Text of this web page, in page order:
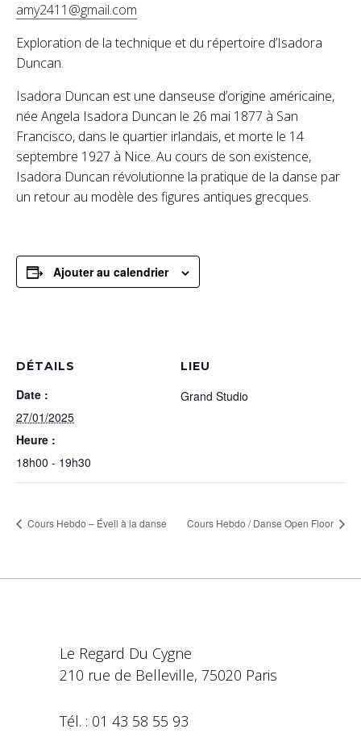
amy2411@gmail.com
Exploration de la technique et du répertoire d’Isadora
Duncan.
Isadora Duncan est une danseuse d’origine américaine,
née Angela Isadora Duncan le 26 mai 1877 à San
Francisco, dans le quartier irlandais, et morte le 14
septembre 1927 à Nice. Au cours de son existence,
Isadora Duncan révolutionne la pratique de la danse par
un retour au modèle des figures antiques grecques.
Ajouter au calendrier
DÉTAILS
Date :
27/01/2025
Heure :
18h00 - 19h30
LIEU
Grand Studio
Cours Hebdo – Éveil à la danse Cours Hebdo / Danse Open Floor
Le Regard Du Cygne
210 rue de Belleville, 75020 Paris
Tél. : 01 43 58 55 93